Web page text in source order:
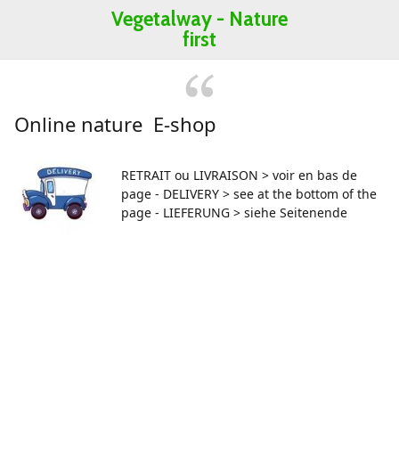
Vegetalway - Nature
first
Online nature E-shop
RETRAIT ou LIVRAISON > voir en bas de
page - DELIVERY > see at the bottom of the
page - LIEFERUNG > siehe Seitenende